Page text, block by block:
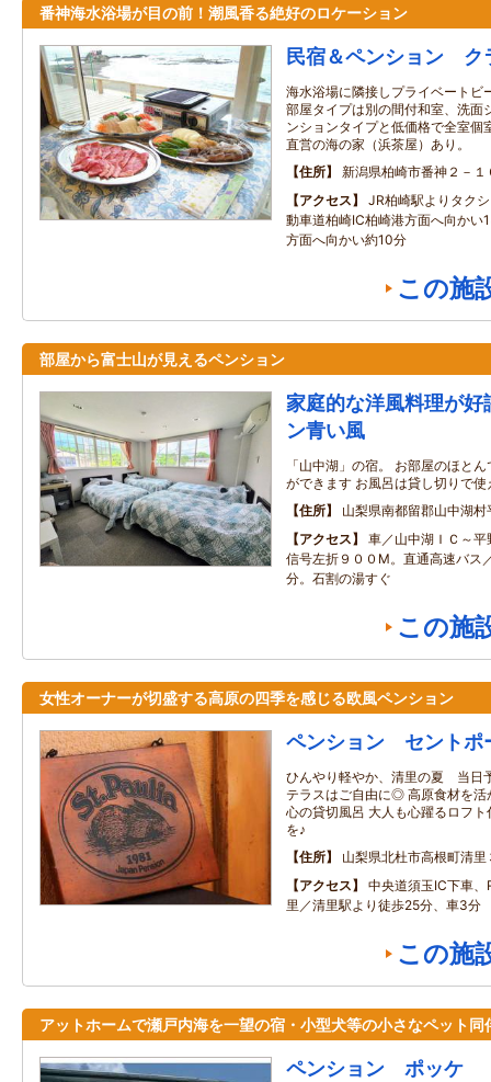
番神海水浴場が目の前！潮風香る絶好のロケーション
民宿＆ペンション ク
海水浴場に隣接しプライベートビ
部屋タイプは別の間付和室、洗面
ンションタイプと低価格で全室
直営の海の家（浜茶屋）あり。
住所
新潟県柏崎市番神２－１
アクセス
JR柏崎駅よりタク
動車道柏崎IC柏崎港方面へ向かい
方面へ向かい約10分
この施
部屋から富士山が見えるペンション
家庭的な洋風料理が
ン青い風
「山中湖」の宿。 お部屋のほと
ができます お風呂は貸し切りで使
住所
山梨県南都留郡山中湖
アクセス
車／山中湖ＩＣ～
信号左折９００M。直通高速バス
分。石割の湯すぐ
この施
女性オーナーが切盛する高原の四季を感じる欧風ペンション
ペンション セントポ
ひんやり軽やか、清里の夏 当日
テラスはご自由に◎ 高原食材を活
心の貸切風呂 大人も心躍るロフ
を♪
住所
山梨県北杜市高根町清里
アクセス
中央道須玉IC下車
里／清里駅より徒歩25分、車3分
この施
アットホームで瀬戸内海を一望の宿・小型犬等の小さなペット同
ペンション ポッケ